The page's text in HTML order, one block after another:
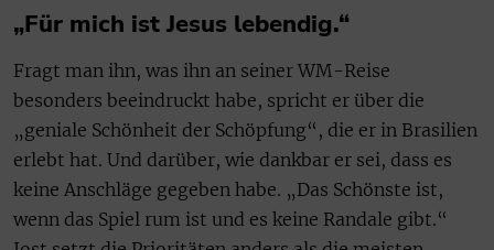
„Für mich ist Jesus lebendig.“
Fragt man ihn, was ihn an seiner WM-Reise
besonders beeindruckt habe, spricht er über die
„geniale Schönheit der Schöpfung“, die er in Brasilien
erlebt hat. Und darüber, wie dankbar er sei, dass es
keine Anschläge gegeben habe. „Das Schönste ist,
wenn das Spiel rum ist und es keine Randale gibt.“